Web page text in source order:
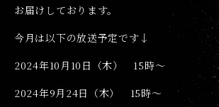
お届けしております。
今月は以下の放送予定です↓
2024年10月10日（木） 15時〜
2024年9月24日（木） 15時〜